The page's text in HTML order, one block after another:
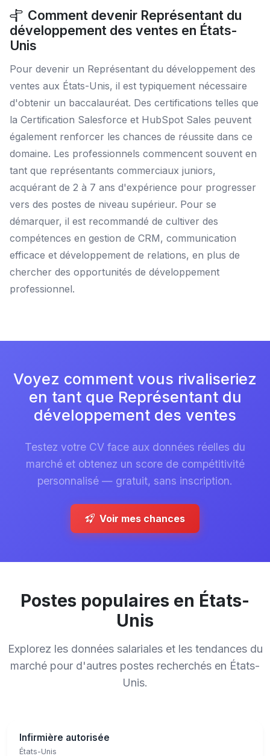
Comment devenir Représentant du
développement des ventes en États-
Unis
Pour devenir un Représentant du développement des
ventes aux États-Unis, il est typiquement nécessaire
d'obtenir un baccalauréat. Des certifications telles que
la Certification Salesforce et HubSpot Sales peuvent
également renforcer les chances de réussite dans ce
domaine. Les professionnels commencent souvent en
tant que représentants commerciaux juniors,
acquérant de 2 à 7 ans d'expérience pour progresser
vers des postes de niveau supérieur. Pour se
démarquer, il est recommandé de cultiver des
compétences en gestion de CRM, communication
efficace et développement de relations, en plus de
chercher des opportunités de développement
professionnel.
Voyez comment vous rivaliseriez
en tant que Représentant du
développement des ventes
Testez votre CV face aux données réelles du
marché et obtenez un score de compétitivité
personnalisé — gratuit, sans inscription.
Voir mes chances
Postes populaires en États-
Unis
Explorez les données salariales et les tendances du
marché pour d'autres postes recherchés en États-
Unis.
Infirmière autorisée
États-Unis